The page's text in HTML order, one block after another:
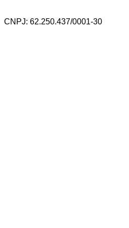
CNPJ: 62.250.437/0001-30